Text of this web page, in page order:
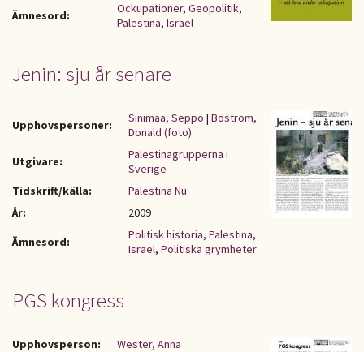
Ämnesord:
Ockupationer, Geopolitik,
Palestina, Israel
Jenin: sju år senare
Upphovspersoner: Sinimaa, Seppo | Boström,
Donald (foto)
Utgivare:
Palestinagrupperna i
Sverige
Tidskrift/källa:
Palestina Nu
År:
2009
Ämnesord:
Politisk historia, Palestina,
Israel, Politiska grymheter
PGS kongress
Upphovsperson:
Wester, Anna